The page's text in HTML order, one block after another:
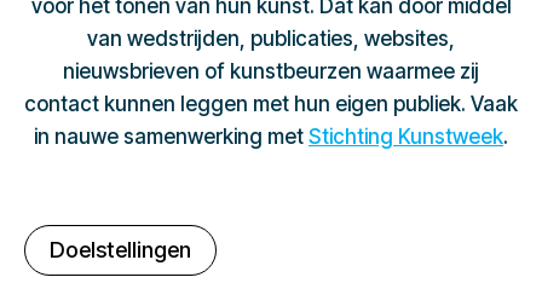
voor het tonen van hun kunst. Dat kan door middel
van wedstrijden, publicaties, websites,
nieuwsbrieven of kunstbeurzen waarmee zij
contact kunnen leggen met hun eigen publiek. Vaak
in nauwe samenwerking met Stichting Kunstweek.
Doelstellingen